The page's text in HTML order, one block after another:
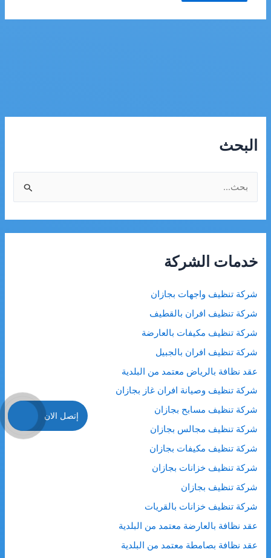
البحث
ح
ع
خدمات الشركة
شركة تنظيف واجهات بجازان
شركة تنظيف افران بالقطيف
شركة تنظيف مكيفات بالعارضة
شركة تنظيف افران بالجبيل
عقد نظافة بالرياض معتمد من البلدية
شركة تنظيف وصيانة افران غاز بجازان
شركة تنظيف مسابح بجازان
شركة تنظيف مجالس بجازان
شركة تنظيف مكيفات بجازان
شركة تنظيف خزانات بجازان
شركة تنظيف بجازان
شركة تنظيف خزانات بالقريات
عقد نظافة بالعارضة معتمد من البلدية
عقد نظافة بصامطة معتمد من البلدية
إتصل الان